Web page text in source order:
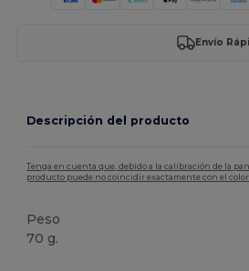
Envío
Descripción del producto
Tenga en cuenta que, debido a la calibración de la
producto puede no coincidir exactamente con el
Peso
70 g.